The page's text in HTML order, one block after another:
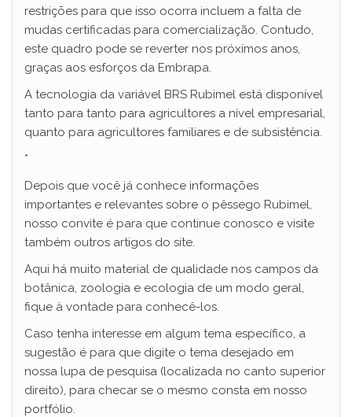
restrições para que isso ocorra incluem a falta de
mudas certificadas para comercialização. Contudo,
este quadro pode se reverter nos próximos anos,
graças aos esforços da Embrapa.
A tecnologia da variável BRS Rubimel está disponível
tanto para tanto para agricultores a nível empresarial,
quanto para agricultores familiares e de subsistência.
*
Depois que você já conhece informações
importantes e relevantes sobre o pêssego Rubimel,
nosso convite é para que continue conosco e visite
também outros artigos do site.
Aqui há muito material de qualidade nos campos da
botânica, zoologia e ecologia de um modo geral,
fique à vontade para conhecê-los.
Caso tenha interesse em algum tema específico, a
sugestão é para que digite o tema desejado em
nossa lupa de pesquisa (localizada no canto superior
direito), para checar se o mesmo consta em nosso
portfólio.